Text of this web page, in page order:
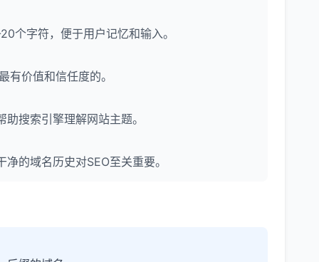
个字符，便于用户记忆和输入。
价值和信任度的。
搜索引擎理解网站主题。
的域名历史对SEO至关重要。